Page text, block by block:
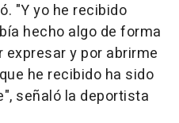
"Y yo he recibido
hecho algo de forma
y por abrirme
he recibido ha sido
señaló la deportista